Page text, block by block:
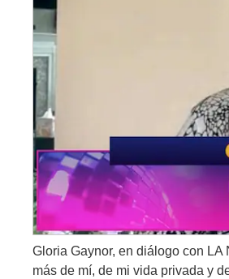
Gloria Gaynor, en diálogo con
más de mí, de mi vida privada y